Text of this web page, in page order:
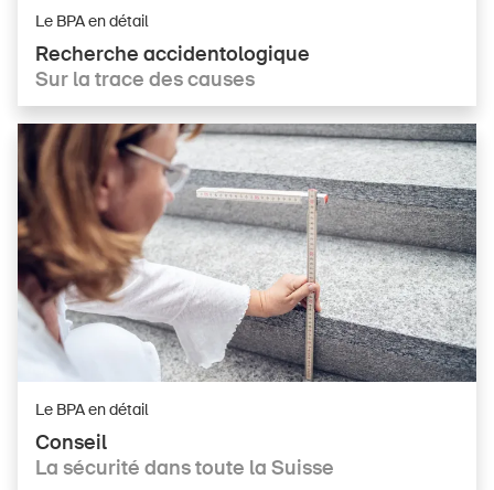
S'abonner à la newsletter
Recherche ac­ci­den­to­lo­gi­que
Sur la trace des causes
Le BPA en détail
Conseil
La sécurité dans toute la Suisse
Le BPA en détail